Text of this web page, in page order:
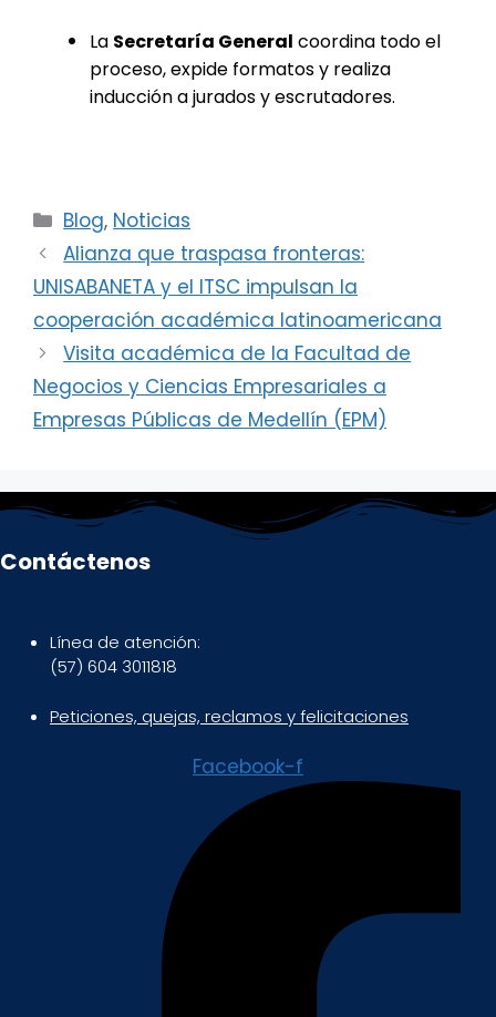
La Secretaría General coordina todo el
proceso, expide formatos y realiza
inducción a jurados y escrutadores.
Categorías
Blog, Noticias
Alianza que traspasa fronteras:
UNISABANETA y el ITSC impulsan la
cooperación académica latinoamericana
Visita académica de la Facultad de
Negocios y Ciencias Empresariales a
Empresas Públicas de Medellín (EPM)
Contáctenos
Línea de atención:
(57) 604 3011818
Peticiones, quejas, reclamos y felicitaciones
Facebook-f